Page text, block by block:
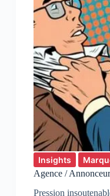
Insights
Agence /
Pression